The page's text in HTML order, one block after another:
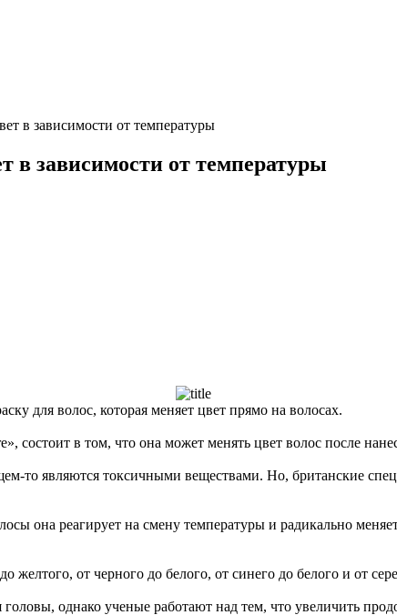
в зависимости от температуры
в зависимости от температуры
для волос, которая меняет цвет прямо на волосах.
состоит в том, что она может менять цвет волос после
то являются токсичными веществами. Но, британские
она реагирует на смену температуры и радикально
от черного до белого, от синего до белого и от
однако ученые работают над тем, что увеличить